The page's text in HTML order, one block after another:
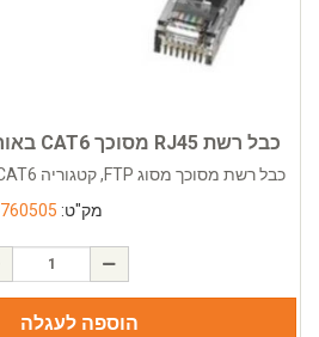
כבל רשת RJ45 מסוכך CAT6 באורך 3 מטר בצבע שחור
כבל רשת מסוכך מסוג FTP, קטגוריה CAT6. כבל בחיבור ישר, אורך 3...
מק"ט: 760505
הוספה לעגלה